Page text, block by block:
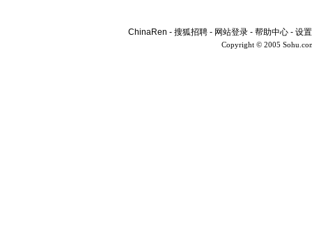
ChinaRen - 搜狐招聘 - 网站登录 - 帮助中心 - 设
Copyright © 2005